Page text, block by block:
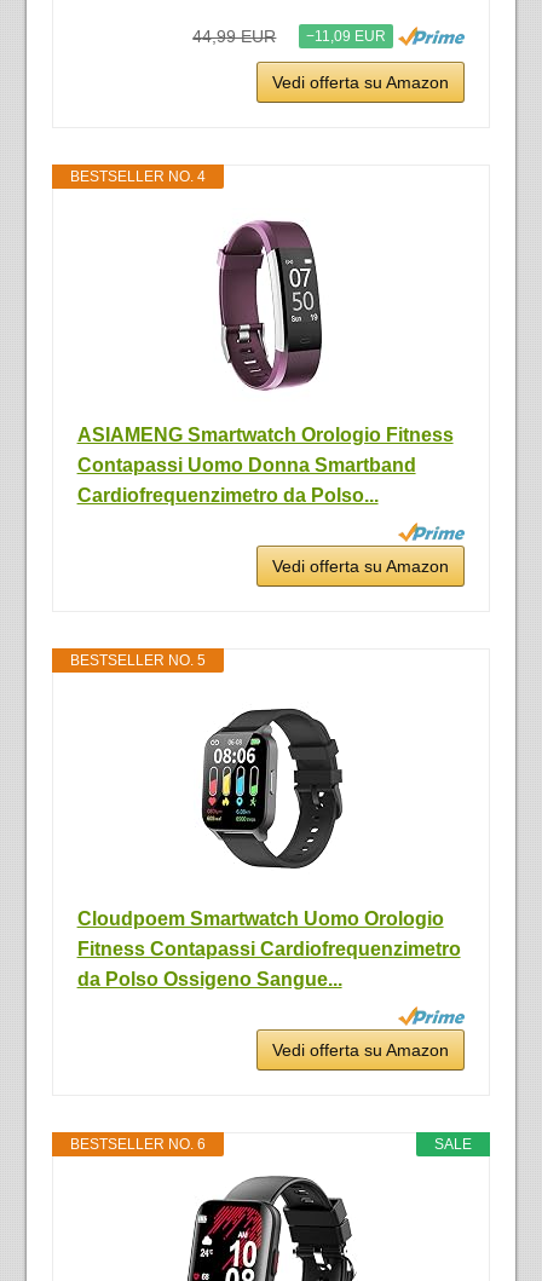
44,99 EUR −11,09 EUR
Vedi offerta su Amazon
BESTSELLER NO. 4
ASIAMENG Smartwatch Orologio Fitness
Contapassi Uomo Donna Smartband
Cardiofrequenzimetro da Polso...
Vedi offerta su Amazon
BESTSELLER NO. 5
Cloudpoem Smartwatch Uomo Orologio
Fitness Contapassi Cardiofrequenzimetro
da Polso Ossigeno Sangue...
Vedi offerta su Amazon
SALE
BESTSELLER NO. 6